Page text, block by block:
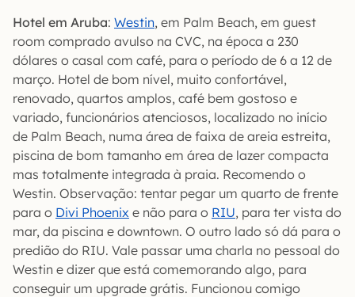
Hotel em Aruba: Westin, em Palm Beach, em guest
room comprado avulso na CVC, na época a 230
dólares o casal com café, para o período de 6 a 12 de
março. Hotel de bom nível, muito confortável,
renovado, quartos amplos, café bem gostoso e
variado, funcionários atenciosos, localizado no início
de Palm Beach, numa área de faixa de areia estreita,
piscina de bom tamanho em área de lazer compacta
mas totalmente integrada à praia. Recomendo o
Westin. Observação: tentar pegar um quarto de frente
para o Divi Phoenix e não para o RIU, para ter vista do
mar, da piscina e downtown. O outro lado só dá para o
predião do RIU. Vale passar uma charla no pessoal do
Westin e dizer que está comemorando algo, para
conseguir um upgrade grátis. Funcionou comigo